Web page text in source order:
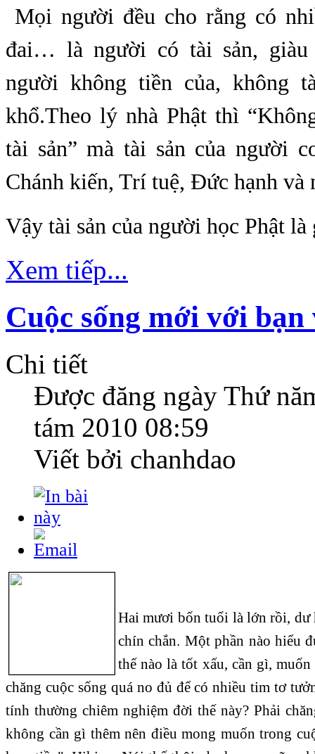
Mọi người đều cho rằng có
đai… là người có tài sản, giàu
người không tiền của, không
khổ.Theo lý nhà Phật thì
tài sản” mà tài sản của người
Chánh kiến, Trí tuệ, Đức hạnh và
Vậy tài sản của người học Phật là
Xem tiếp...
Cuộc sống mới với bạn
Chi tiết
Được đăng ngày Thứ
tám 2010 08:59
Viết bởi chanhdao
Hai mươi bốn tuổi là lớn rồi, dư
chín chắn. Một phần nào hiểu
thế nào là tốt xấu, cần gì,
chăng cuộc sống quá no đủ để có nhiều tim tơ
tính thường chiêm nghiệm đời thế này? Phải
không cần gì thêm nên điều mong muốn trong